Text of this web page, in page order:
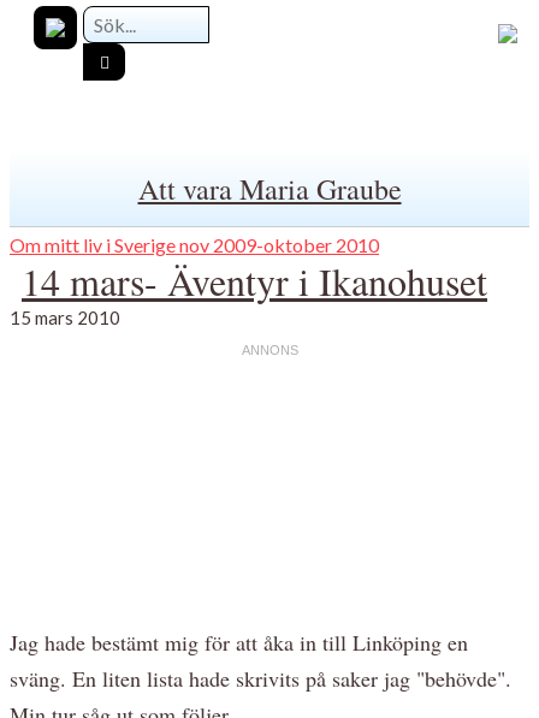
Att vara Maria Graube
Om mitt liv i Sverige nov 2009-oktober 2010
14 mars- Äventyr i Ikanohuset
15 mars 2010
Jag hade bestämt mig för att åka in till Linköping en
sväng. En liten lista hade skrivits på saker jag "behövde".